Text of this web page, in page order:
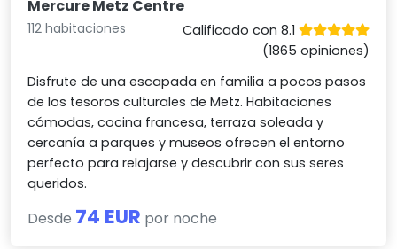
Mercure Metz Centre
112 habitaciones
Calificado con 8.1
(1865 opiniones)
Disfrute de una escapada en familia a pocos pasos
de los tesoros culturales de Metz. Habitaciones
cómodas, cocina francesa, terraza soleada y
cercanía a parques y museos ofrecen el entorno
perfecto para relajarse y descubrir con sus seres
queridos.
Desde 74 EUR por noche